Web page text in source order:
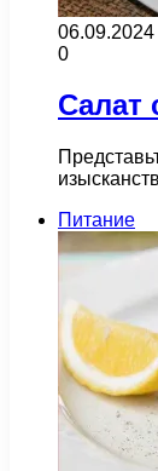
06.09.2024
0
Салат
Питание